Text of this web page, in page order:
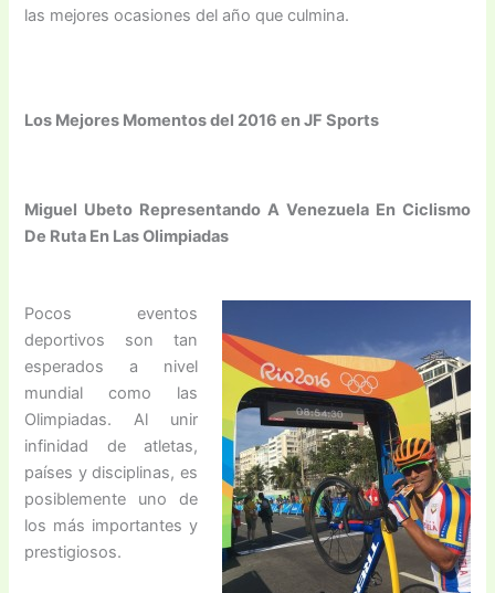
las mejores ocasiones del año que culmina.
Los Mejores Momentos del 2016 en JF Sports
Miguel Ubeto Representando A Venezuela En Ciclismo
De Ruta En Las Olimpiadas
Pocos eventos
deportivos son tan
esperados a nivel
mundial como las
Olimpiadas. Al unir
infinidad de atletas,
países y disciplinas, es
posiblemente uno de
los más importantes y
prestigiosos.